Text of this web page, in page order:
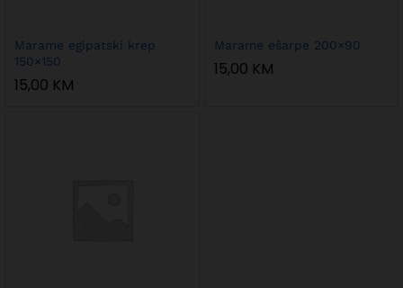
Marame egipatski krep
150×150
15,00 KM
Marame ešarpe 200×90
15,00 KM